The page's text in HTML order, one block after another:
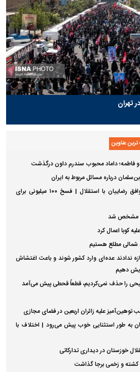
تهران
عناوین
و فاطمه؛ داماد محبوب سندرم داون درگذشت
درباره مسائل مربوط به ایران
عجیب و باورنکردنی از توافق رضاییان با استقلال | فسخ ۱۰۰ میلیونی برای
مشخص شد
کوبا اعمال کرد
شمالی مطلع هستیم
ندادند عده‌ای وارد کشور شوند و باعث اغتشاش
دهیم
را حذف نمی‌کردیم، قطعاً قحطی پیش می‌آمد
توهین‌آمیز علیه زائران اربعین در فضای مجازی
به طور استثنایی خوب پیش می‌رود | اختلاف با
خوزستان در دیداری تدارکاتی
کشته و زخمی برجا گذاشت